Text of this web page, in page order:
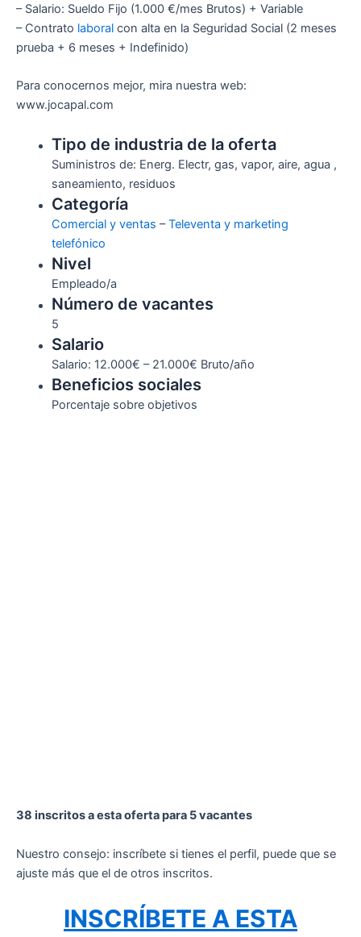
– Salario: Sueldo Fijo (1.000 €/mes Brutos) + Variable
– Contrato laboral con alta en la Seguridad Social (2 meses
prueba + 6 meses + Indefinido)
Para conocernos mejor, mira nuestra web:
www.jocapal.com
Tipo de industria de la oferta
Suministros de: Energ. Electr, gas, vapor, aire, agua ,
saneamiento, residuos
Categoría
Comercial y ventas –Televenta y marketing
telefónico
Nivel
Empleado/a
Número de vacantes
5
Salario
Salario: 12.000€ – 21.000€ Bruto/año
Beneficios sociales
Porcentaje sobre objetivos
38 inscritos a esta oferta para 5 vacantes
Nuestro consejo: inscríbete si tienes el perfil, puede que se
ajuste más que el de otros inscritos.
INSCRÍBETE A ESTA